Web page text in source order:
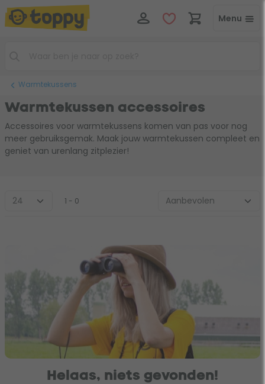
Menu
Warmtekussens
Warmtekussen accessoires
Accessoires voor warmtekussens komen van pas voor nog
meer gebruiksgemak. Maak jouw warmtekussen compleet en
geniet van urenlang zitplezier!
1 - 0
Helaas, niets gevonden!